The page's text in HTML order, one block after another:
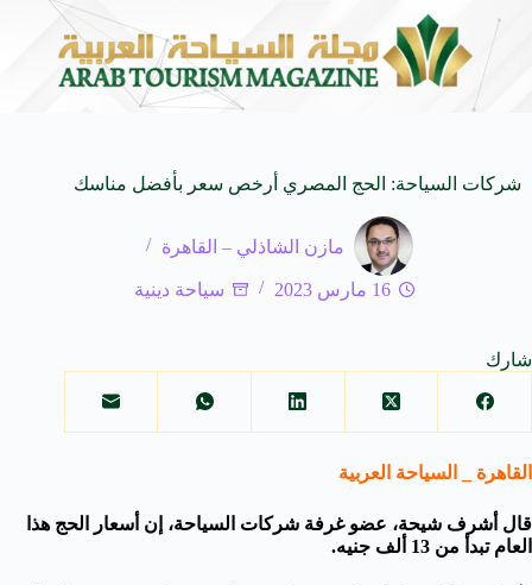
7 أغسطس 2026 مهرجان صيف بريدة يستقطب أكثر من 4 آلاف زائر يوميا ويوفر 500
شركات السياحة: الحج المصري أرخص سعر بأفضل مناسك
مازن الشاذلي – القاهرة
16 مارس 2023 سياحة دينية
شارك
القاهرة _ السياحة العربية
قال أشرف شيحة، عضو غرفة شركات السياحة، إن أسعار الحج هذا
العام تبدأ من 13 ألف جنيه.